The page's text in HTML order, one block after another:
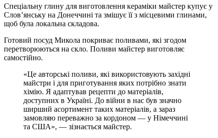
Спеціальну глину для виготовлення кераміки майстер купує у
Слов’янську на Донеччині та змішує її з місцевими глинами,
щоб була локальна складова.
Готовий посуд Микола покриває поливами, які згодом
перетворюються на скло. Поливи майстер виготовляє
самостійно.
«Це авторські поливи, які використовують західні
майстри і для приготування яких потрібно знати
хімію. Я адаптував рецепти до матеріалів,
доступних в Україні. До війни в нас був значно
ширший асортимент таких матеріалів, а зараз
замовляю переважно за кордоном — у Німеччині
та США», — зізнається майстер.